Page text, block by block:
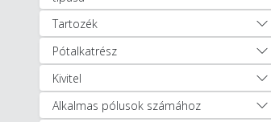
rendszerek (283)
Transzformátorok, tápegységek
(799)
Egyéb Energiaelosztás (608)
Hőszivattyúk és tartozékok (30)
Hűtés, fűtés, szellőzéstechnika (891)
Tartozék
Pótalkatrész
Kivitel
Alkalmas pólusok számához